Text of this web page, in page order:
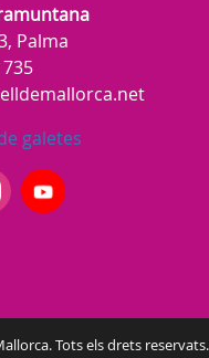
Palma
galetes
Tots els drets reservats.